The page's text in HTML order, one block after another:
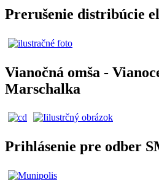
Prerušenie distribúcie
Vianočná omša -
Marschalka
Prihlásenie pre odber